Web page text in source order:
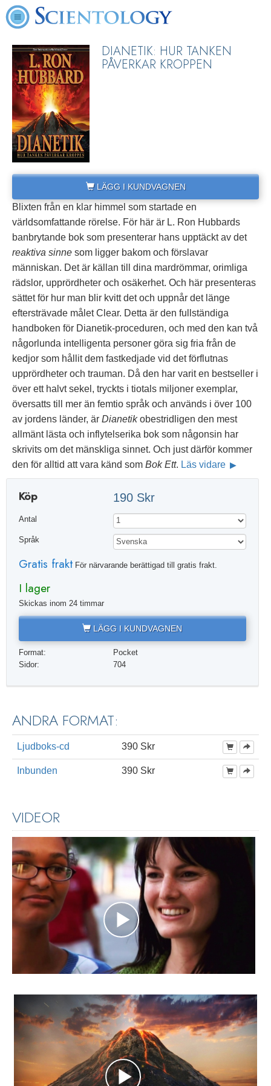
DIANETIK: HUR TANKEN
PÅVERKAR KROPPEN
LÄGG I KUNDVAGNEN
Blixten från en klar himmel som startade en
världsomfattande rörelse. För här är L. Ron Hubbards
banbrytande bok som presenterar hans upptäckt av det
reaktiva sinne som ligger bakom och förslavar
människan. Det är källan till dina mardrömmar, orimliga
rädslor, upprördheter och osäkerhet. Och här presenteras
sättet för hur man blir kvitt det och uppnår det länge
eftersträvade målet Clear. Detta är den fullständiga
handboken för Dianetik-proceduren, och med den kan två
någorlunda intelligenta personer göra sig fria från de
kedjor som hållit dem fastkedjade vid det förflutnas
upprördheter och trauman. Då den har varit en bestseller i
över ett halvt sekel, tryckts i tiotals miljoner exemplar,
översatts till mer än femtio språk och används i över 100
av jordens länder, är Dianetikobestridligen den mest
allmänt lästa och inflytelserika bok som någonsin har
skrivits om det mänskliga sinnet. Och just därför kommer
den för alltid att vara känd som Bok Ett. Läs vidare
Köp 190 Skr
Antal
Språk
Gratis fraktFör närvarande berättigad till gratis frakt.
I lager
Skickas inom 24 timmar
LÄGG I KUNDVAGNEN
Format:
Pocket
Sidor:
704
ANDRA FORMAT:
Ljudboks-cd 390 Skr
Inbunden 390 Skr
VIDEOR